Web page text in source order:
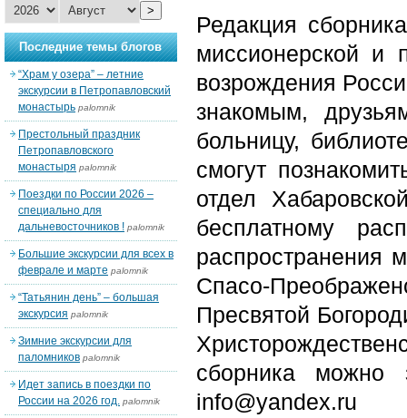
Редакция
миссионерской и
возрождения
знакомым,
больницу,
смогут
отдел
бесплатному
распространения
Спасо-
Пресвятой
сборника можно
info@yandex.ru
>
Последние темы блогов
“Храм у озера” – летние
экскурсии в Петропавловский
монастырь palomnik
Престольный праздник
Петропавловского
монастыря palomnik
Поездки по России 2026 –
специально для
дальневосточников ! palomnik
Большие экскурсии для всех в
феврале и марте palomnik
“Татьянин день” – большая
экскурсия palomnik
Зимние экскурсии для
паломников palomnik
Идет запись в поездки по
России на 2026 год. palomnik